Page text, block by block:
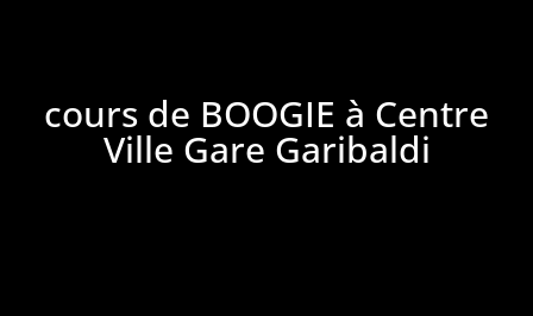
cours de BOOGIE à Centre
Ville Gare Garibaldi